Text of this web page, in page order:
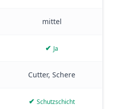
mittel
✔ Ja
Cutter, Schere
✔Schutzschicht